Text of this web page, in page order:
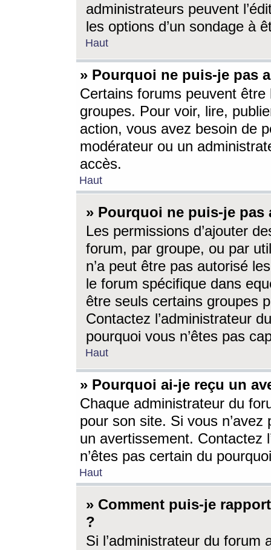
administrateurs peuvent
les options d’un sondage à
Haut
» Pourquoi ne puis-je pas
Certains forums peuvent être
groupes. Pour voir, lire,
action, vous avez besoin de
modérateur ou un
accès.
Haut
» Pourquoi ne puis-je
Les permissions d’ajouter
forum, par groupe, ou par
n’a peut être pas autorisé
le forum spécifique dans
être seuls certains groupes
Contactez l’administrateur
pourquoi vous n’êtes pas
Haut
» Pourquoi ai-je reçu un
Chaque administrateur du
pour son site. Si vous
un avertissement. Contactez
n’êtes pas certain du
Haut
» Comment puis-je
?
Si l’administrateur du forum